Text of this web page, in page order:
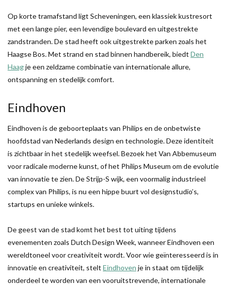
Op korte tramafstand ligt Scheveningen, een klassiek kustresort
met een lange pier, een levendige boulevard en uitgestrekte
zandstranden. De stad heeft ook uitgestrekte parken zoals het
Haagse Bos. Met strand en stad binnen handbereik, biedt Den
Haagje een zeldzame combinatie van internationale allure,
ontspanning en stedelijk comfort.
Eindhoven
Eindhoven is de geboorteplaats van Philips en de onbetwiste
hoofdstad van Nederlands design en technologie. Deze identiteit
is zichtbaar in het stedelijk weefsel. Bezoek het Van Abbemuseum
voor radicale moderne kunst, of het Philips Museum om de evolutie
van innovatie te zien. De Strijp-S wijk, een voormalig industrieel
complex van Philips, is nu een hippe buurt vol designstudio’s,
startups en unieke winkels.
De geest van de stad komt het best tot uiting tijdens
evenementen zoals Dutch Design Week, wanneer Eindhoven een
wereldtoneel voor creativiteit wordt. Voor wie geïnteresseerd is in
innovatie en creativiteit, stelt Eindhoven je in staat om tijdelijk
onderdeel te worden van een vooruitstrevende, internationale